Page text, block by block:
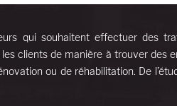
qui souhaitent effectuer des
clients de manière à trouver des
ou de réhabilitation. De